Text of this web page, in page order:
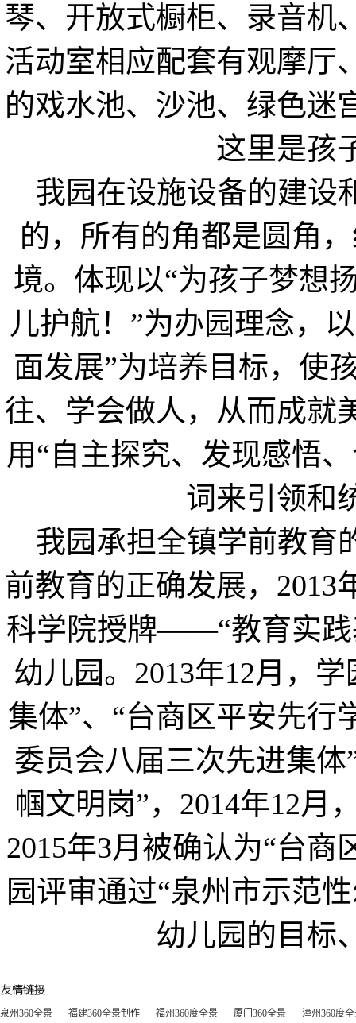
琴、开放式橱柜、录音机
活动室相应配套有观摩厅
的戏水池、沙池、绿色
这里是孩
我园在设施设备的建设
的，所有的角都是圆角
境。体现以“为孩子梦想
儿护航！”为办园理念，
面发展”为培养目标，使
往、学会做人，从而成就
用“自主探究、发现感悟
词来引领和
我园承担全镇学前教育
前教育的正确发展，2013
科学院授牌——“教育实践
幼儿园。2013年12月，
集体”、“台商区平安先行
委员会八届三次先进集体
帼文明岗”，2014年12月
2015年3月被确认为“台商
园评审通过“泉州市示范
幼儿园的目标
泉州360全景 福建360全景制作 福州360度全景 厦门360全景
漳州360度